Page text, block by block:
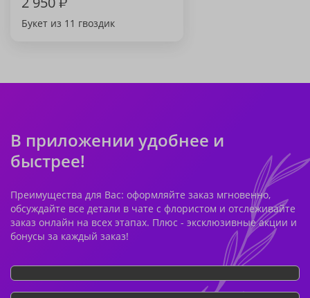
Букет из 11 гвоздик
В приложении удобнее и
быстрее!
Преимущества для Вас: оформляйте заказ мгновенно,
обсуждайте все детали в чате с флористом и отслеживайте
заказ онлайн на всех этапах. Плюс - эксклюзивные акции и
бонусы за каждый заказ!